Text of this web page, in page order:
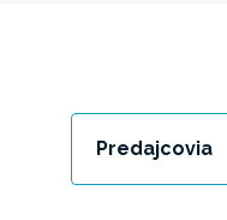
Predajcovia